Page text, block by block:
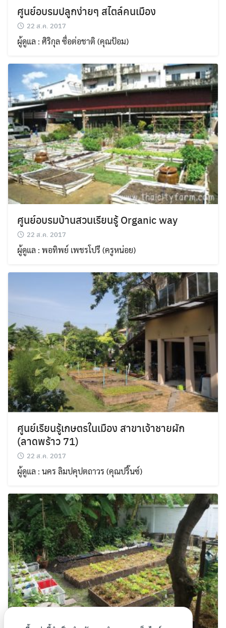
ศูนย์อบรมปลูกง่ายๆ สไตล์คนเมือง
22 ส.ค. 2017
ผู้ดูแล : ศิริกุล ซื่อต่อชาติ (คุณป้อม)
ศูนย์อบรมบ้านสวนเรียนรู้ Organic way
22 ส.ค. 2017
ผู้ดูแล : พอทิพย์ เพชรโปรี (ครูหน่อย)
ศูนย์เรียนรู้เกษตรในเมือง สาขาเจ้าชายผัก
(ลาดพร้าว 71)
22 ส.ค. 2017
ผู้ดูแล : นคร ลิมปคุปตถาวร (คุณปริ๊นซ์)